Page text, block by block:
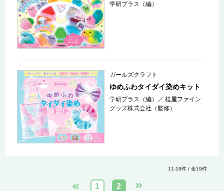
学研プラス（編）
ガールズクラフト
ゆめふわタイダイ染めキット
学研プラス（編） ／桂屋ファイン
グッズ株式会社（監修）
11-19件 / 全19件
1 2